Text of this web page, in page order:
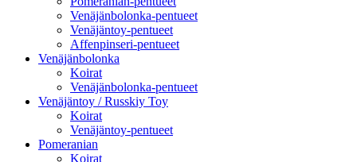
Venäjänbolonka-pentueet
Venäjäntoy-pentueet
Affenpinseri-pentueet
Venäjänbolonka
Koirat
Venäjänbolonka-pentueet
Venäjäntoy / Russkiy Toy
Koirat
Venäjäntoy-pentueet
Pomeranian
Koirat